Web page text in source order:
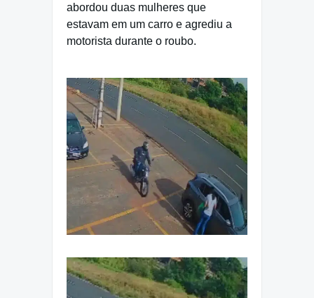
abordou duas mulheres que
estavam em um carro e agrediu a
motorista durante o roubo.